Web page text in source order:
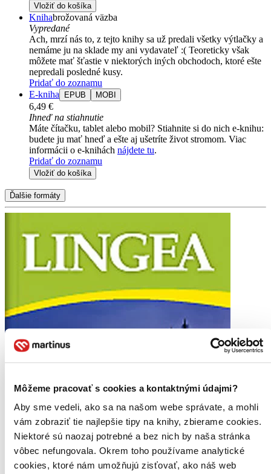
Môžeme pracovať s cookies a kontaktnými údajmi?
Aby sme vedeli, ako sa na našom webe správate, a mohli
vám zobraziť tie najlepšie tipy na knihy, zbierame cookies.
Niektoré sú naozaj potrebné a bez nich by naša stránka
vôbec nefungovala. Okrem toho používame analytické
cookies, ktoré nám umožňujú zisťovať, ako náš web
Vložiť do košíka
Knihabrožovaná väzba
Vypredané
Ach, mrzí nás to, z tejto knihy sa už predali všetky výtlačky a
nemáme ju na sklade my ani vydavateľ :( Teoreticky však
môžete mať šťastie v niektorých iných obchodoch, ktoré ešte
nepredali posledné kusy.
Pridať do zoznamu
E-kniha
EPUB MOBI
6,49 €
Ihneď na stiahnutie
Máte čítačku, tablet alebo mobil? Stiahnite si do nich e-knihu:
budete ju mať hneď a ešte aj ušetríte život stromom. Viac
informácii o e-knihách nájdete tu.
Pridať do zoznamu
Vložiť do košíka
Ďalšie formáty